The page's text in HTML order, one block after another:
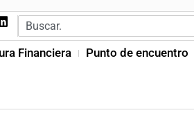
Financiera Punto de encuentro